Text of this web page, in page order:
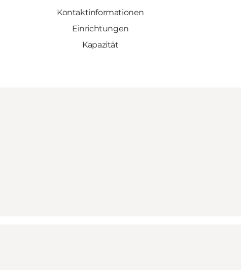
Kontaktinformationen
Einrichtungen
Kapazität